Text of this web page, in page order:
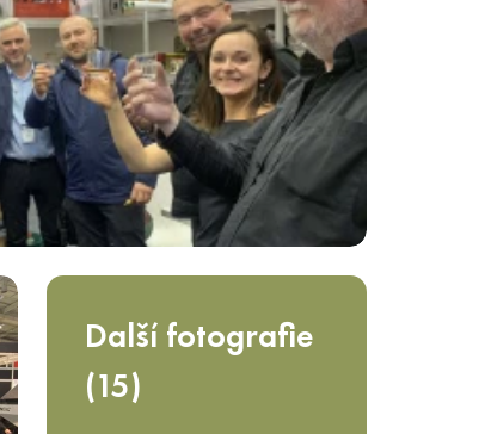
Další fotografie
(15)